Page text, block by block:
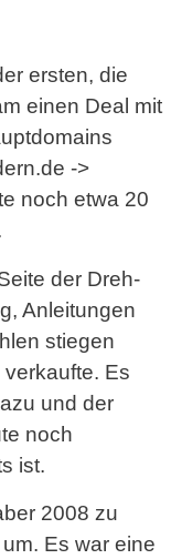
ersten, die
einen Deal mit
->
noch etwa 20
der Dreh-
Anleitungen
stiegen
Es
und der
noch
ist.
2008 zu
Es war eine